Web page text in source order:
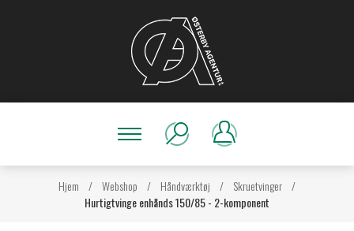
Hjem / Webshop / Håndværktøj / Skruetvinger /
Hurtigtvinge enhånds 150/85 - 2-komponent